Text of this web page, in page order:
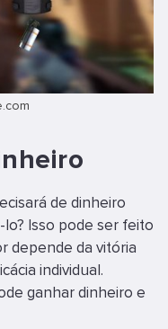
de dinheiro
Isso pode ser feito
depende da vitória
individual.
ganhar dinheiro e